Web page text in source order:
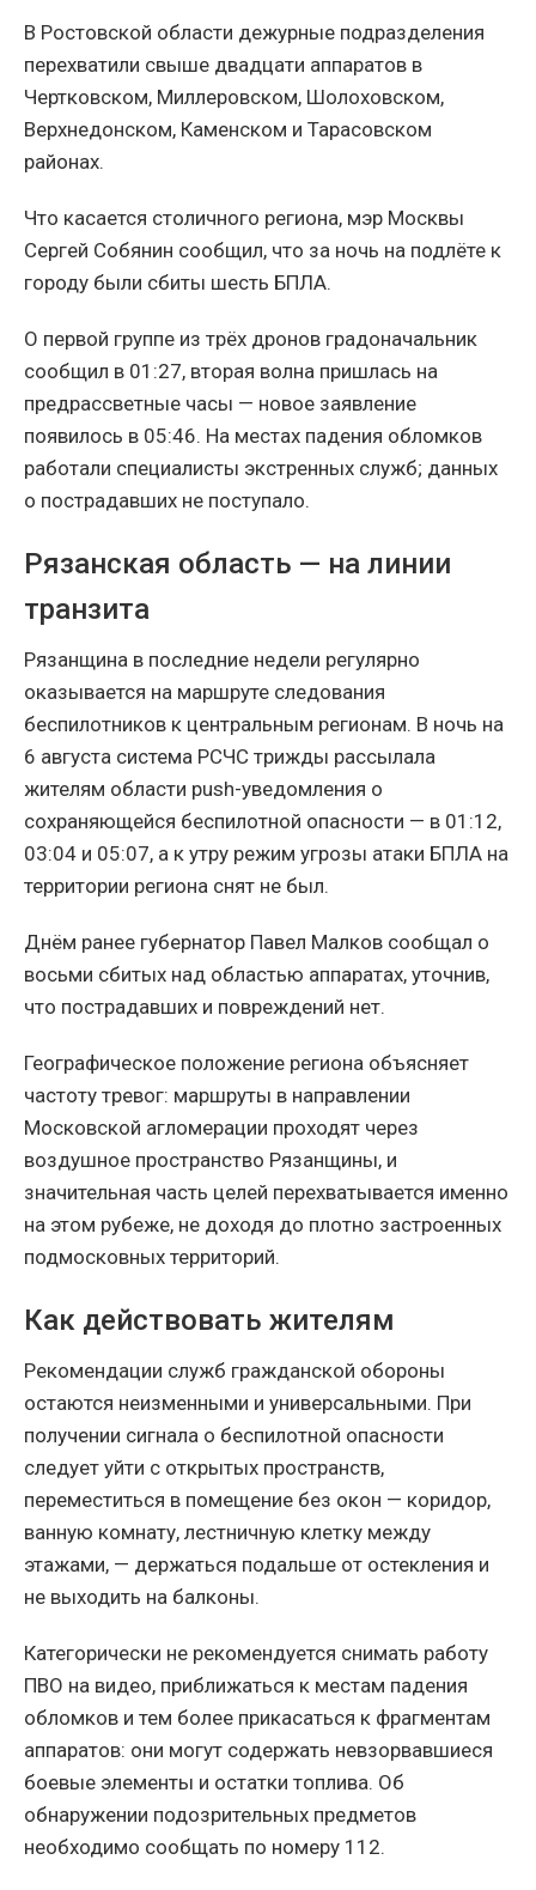
В Ростовской области дежурные подразделения
перехватили свыше двадцати аппаратов в
Чертковском, Миллеровском, Шолоховском,
Верхнедонском, Каменском и Тарасовском
районах.
Что касается столичного региона, мэр Москвы
Сергей Собянин сообщил, что за ночь на подлёте к
городу были сбиты шесть БПЛА.
О первой группе из трёх дронов градоначальник
сообщил в 01:27, вторая волна пришлась на
предрассветные часы — новое заявление
появилось в 05:46. На местах падения обломков
работали специалисты экстренных служб; данных
о пострадавших не поступало.
Рязанская область — на линии
транзита
Рязанщина в последние недели регулярно
оказывается на маршруте следования
беспилотников к центральным регионам. В ночь на
6 августа система РСЧС трижды рассылала
жителям области push-уведомления о
сохраняющейся беспилотной опасности — в 01:12,
03:04 и 05:07, а к утру режим угрозы атаки БПЛА на
территории региона снят не был.
Днём ранее губернатор Павел Малков сообщал о
восьми сбитых над областью аппаратах, уточнив,
что пострадавших и повреждений нет.
Географическое положение региона объясняет
частоту тревог: маршруты в направлении
Московской агломерации проходят через
воздушное пространство Рязанщины, и
значительная часть целей перехватывается именно
на этом рубеже, не доходя до плотно застроенных
подмосковных территорий.
Как действовать жителям
Рекомендации служб гражданской обороны
остаются неизменными и универсальными. При
получении сигнала о беспилотной опасности
следует уйти с открытых пространств,
переместиться в помещение без окон — коридор,
ванную комнату, лестничную клетку между
этажами, — держаться подальше от остекления и
не выходить на балконы.
Категорически не рекомендуется снимать работу
ПВО на видео, приближаться к местам падения
обломков и тем более прикасаться к фрагментам
аппаратов: они могут содержать невзорвавшиеся
боевые элементы и остатки топлива. Об
обнаружении подозрительных предметов
необходимо сообщать по номеру 112.